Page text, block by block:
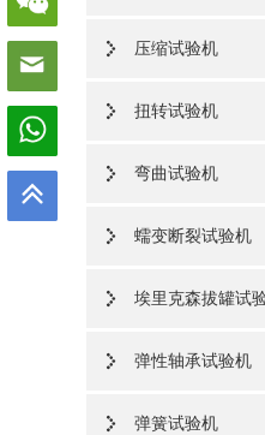
压缩试验机
扭转试验机
弯曲试验机
蠕变断裂试验机
埃里克森拔罐试
弹性轴承试验机
弹簧试验机